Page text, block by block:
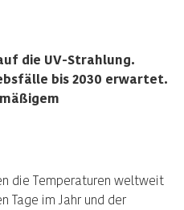
die UV-Strahlung.
bis 2030 erwartet.
die Temperaturen weltweit
Tage im Jahr und der